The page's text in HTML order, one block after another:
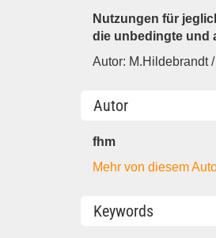
Nutzungen für
die unbedingte und
Autor: M.Hildebrandt
Autor
fhm
Mehr von diesem
Keywords